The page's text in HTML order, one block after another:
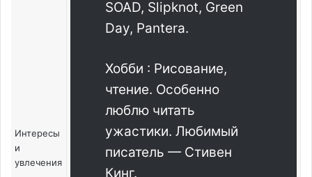
Интересы
и
увлечения
SOAD, Slipknot, Green
Day, Pantera.
Хобби : Рисование,
чтение. Особенно
люблю читать
ужастики. Любимый
писатель — Стивен
Кинг.